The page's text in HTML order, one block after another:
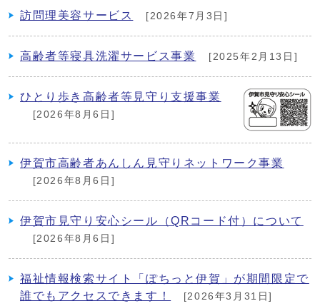
訪問理美容サービス [2026年7月3日]
高齢者等寝具洗濯サービス事業 [2025年2月13日]
ひとり歩き高齢者等見守り支援事業
[2026年8月6日]
伊賀市高齢者あんしん見守りネットワーク事業
[2026年8月6日]
伊賀市見守り安心シール（QRコード付）について
[2026年8月6日]
福祉情報検索サイト「ぽちっと伊賀」が期間限定で
誰でもアクセスできます！
[2026年3月31日]